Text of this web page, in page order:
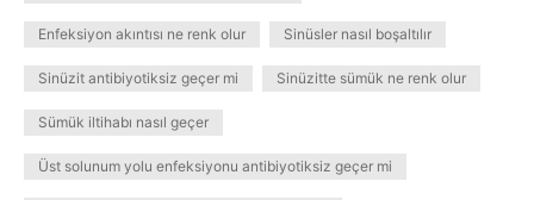
Enfeksiyon akıntısı ne renk olur Sinüsler nasıl boşaltılır
Sinüzit antibiyotiksiz geçer mi Sinüzitte sümük ne renk olur
Sümük iltihabı nasıl geçer
Üst solunum yolu enfeksiyonu antibiyotiksiz geçer mi